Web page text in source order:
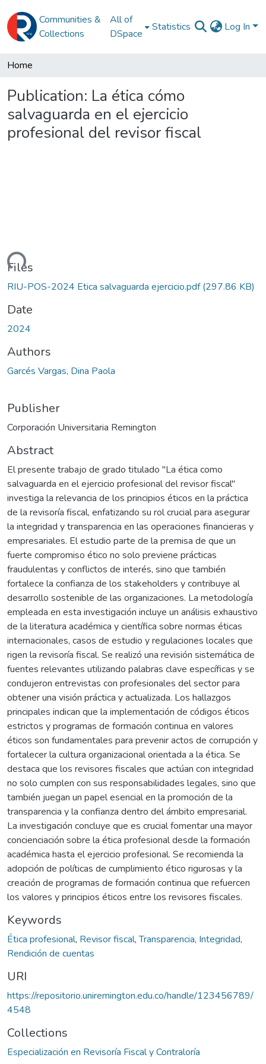
Communities &
Collections
All of
DSpace
Statistics Log In
Home
Publication: La ética cómo
salvaguarda en el ejercicio
profesional del revisor fiscal
Files
RIU-POS-2024 Etica salvaguarda ejercicio.pdf(297.86 KB)
Date
2024
Authors
Garcés Vargas, Dina Paola
Publisher
Corporación Universitaria Remington
Abstract
El presente trabajo de grado titulado "La ética como
salvaguarda en el ejercicio profesional del revisor fiscal"
investiga la relevancia de los principios éticos en la práctica
de la revisoría fiscal, enfatizando su rol crucial para asegurar
la integridad y transparencia en las operaciones financieras y
empresariales. El estudio parte de la premisa de que un
fuerte compromiso ético no solo previene prácticas
fraudulentas y conflictos de interés, sino que también
fortalece la confianza de los stakeholders y contribuye al
desarrollo sostenible de las organizaciones. La metodología
empleada en esta investigación incluye un análisis exhaustivo
de la literatura académica y científica sobre normas éticas
internacionales, casos de estudio y regulaciones locales que
rigen la revisoría fiscal. Se realizó una revisión sistemática de
fuentes relevantes utilizando palabras clave específicas y se
condujeron entrevistas con profesionales del sector para
obtener una visión práctica y actualizada. Los hallazgos
principales indican que la implementación de códigos éticos
estrictos y programas de formación continua en valores
éticos son fundamentales para prevenir actos de corrupción y
fortalecer la cultura organizacional orientada a la ética. Se
destaca que los revisores fiscales que actúan con integridad
no solo cumplen con sus responsabilidades legales, sino que
también juegan un papel esencial en la promoción de la
transparencia y la confianza dentro del ámbito empresarial.
La investigación concluye que es crucial fomentar una mayor
concienciación sobre la ética profesional desde la formación
académica hasta el ejercicio profesional. Se recomienda la
adopción de políticas de cumplimiento ético rigurosas y la
creación de programas de formación continua que refuercen
los valores y principios éticos entre los revisores fiscales.
Keywords
Ética profesional, Revisor fiscal,Transparencia, Integridad,
Rendición de cuentas
URI
https://repositorio.uniremington.edu.co/handle/123456789/
4548
Collections
Especialización en Revisoría Fiscal y Contraloría